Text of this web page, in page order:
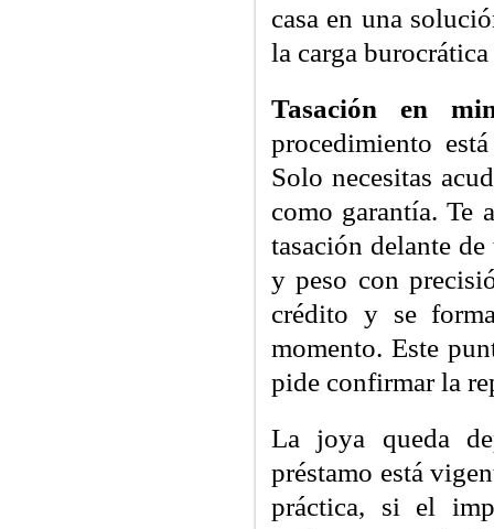
casa en una
la carga
Tasación en
procedimiento
Solo necesitas
como garantía. Te
tasación delante
y peso con
crédito y se
momento. Este
pide confirmar la
La joya queda
préstamo está
práctica, si el